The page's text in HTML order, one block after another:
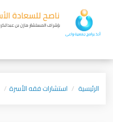
الرئيسية استشارات فقه الأسرة